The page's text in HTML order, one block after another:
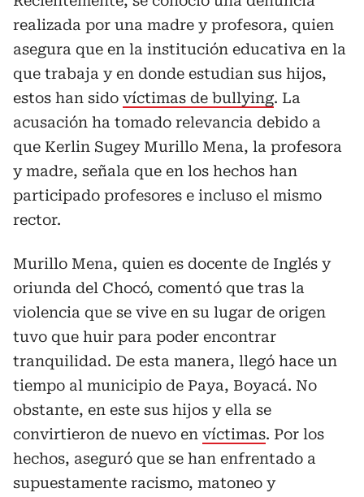
realizada por una madre y profesora, quien
asegura que en la institución educativa en la
que trabaja y en donde estudian sus hijos,
estos han sido víctimas de bullying. La
acusación ha tomado relevancia debido a
que Kerlin Sugey Murillo Mena, la profesora
y madre, señala que en los hechos han
participado profesores e incluso el mismo
rector.
Murillo Mena, quien es docente de Inglés y
oriunda del Chocó, comentó que tras la
violencia que se vive en su lugar de origen
tuvo que huir para poder encontrar
tranquilidad. De esta manera, llegó hace un
tiempo al municipio de Paya, Boyacá. No
obstante, en este sus hijos y ella se
convirtieron de nuevo en víctimas. Por los
hechos, aseguró que se han enfrentado a
supuestamente racismo, matoneo y